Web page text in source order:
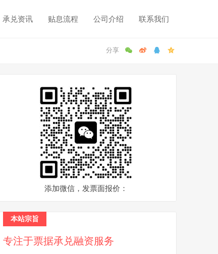
承兑资讯 贴息流程 公司介绍 联系我们
添加微信，发票面报价：
本站宗旨
专注于票据承兑融资服务